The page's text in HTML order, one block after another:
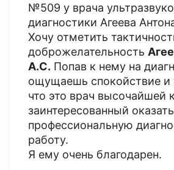
№509 у врача
диагностики Агеева
Хочу отметить
доброжелательность
А.С. Попав к нему на
ощущаешь спокойствие и
что это врач высочайшей
заинтересованный
профессиональную
работу.
Я ему очень благодарен.